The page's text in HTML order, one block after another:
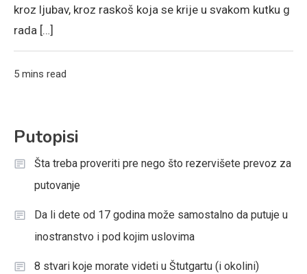
kroz ljubav, kroz raskoš koja se krije u svakom kutku g
rada […]
5 mins read
Putopisi
Šta treba proveriti pre nego što rezervišete prevoz za
putovanje
Da li dete od 17 godina može samostalno da putuje u
inostranstvo i pod kojim uslovima
8 stvari koje morate videti u Štutgartu (i okolini)